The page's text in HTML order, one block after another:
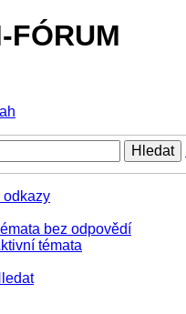
FÓRUM
Hledat
odkazy
bez odpovědí
témata